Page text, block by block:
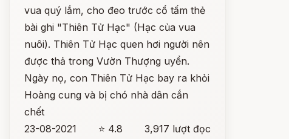
vua quý lắm, cho đeo trước cổ tấm thẻ
bài ghi "Thiên Tử Hạc" (Hạc của vua
nuôi). Thiên Tử Hạc quen hơi người nên
được thả trong Vườn Thượng uyển.
Ngày nọ, con Thiên Tử Hạc bay ra khỏi
Hoàng cung và bị chó nhà dân cắn
chết
23-08-2021
⭐ 4.8
3,917 lượt đọc